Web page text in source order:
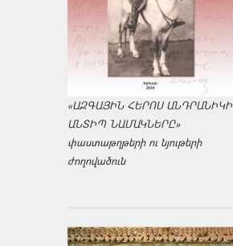
«ԱԶԳԱՅԻՆ ՀԵՐՈՍ ԱՆԴՐԱՆԻԿԻ
ԱՆՏԻՊ ՆԱՄԱԿՆԵՐԸ»
փաստաթղթերի ու նյութերի
ժողովածուն